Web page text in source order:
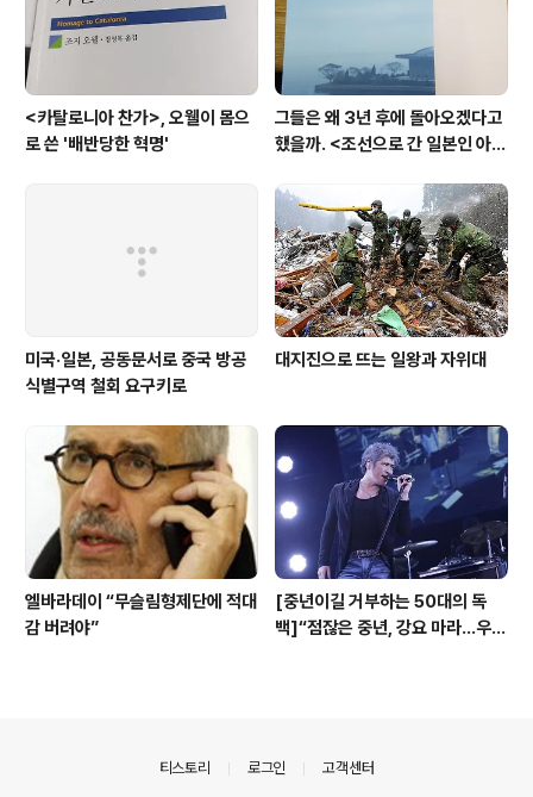
<카탈로니아 찬가>, 오웰이 몸으
로 쓴 '배반당한 혁명'
그들은 왜 3년 후에 돌아오겠다고
했을까. <조선으로 간 일본인 아내
미국·일본, 공동문서로 중국 방공
대지진으로 뜨는 일왕과 자위대
엘바라데이 “무슬림형제단에 적대
감 버려야”
[중년이길 거부하는 50대의 독
백]“점잖은 중년, 강요 마라…우리
티스토리 로그인 고객센터